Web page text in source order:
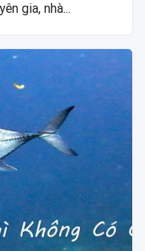
gia, nhà...